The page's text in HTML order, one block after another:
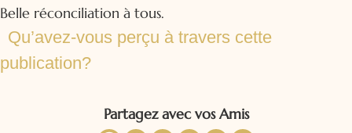
Belle réconciliation à tous.
Qu’avez-vous perçu à travers cette
publication?
Partagez avec vos Amis